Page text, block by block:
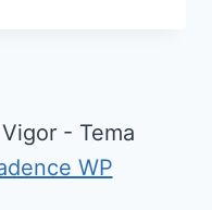
- Tema
WP